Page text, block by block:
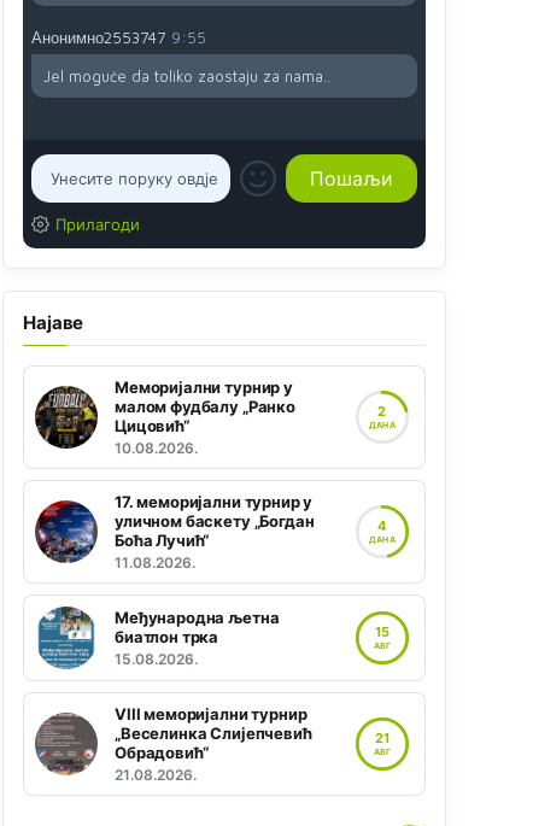
Анонимно2553747 9:55
Jel moguće da toliko zaostaju za nama..
Прилагоди
Најаве
Меморијални турнир у
малом фудбалу „Ранко
Цицовић“
10.08.2026.
2
ДАНА
17. меморијални турнир у
уличном баскету „Богдан
Боћа Лучић“
11.08.2026.
4
ДАНА
Међународна љетна
биатлон трка
15.08.2026.
15
АВГ
VIII меморијални турнир
„Веселинка Слијепчевић
Обрадовић“
21.08.2026.
21
АВГ